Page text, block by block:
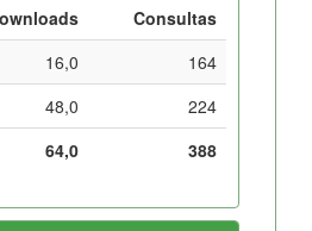
Consultas
16,0
164
48,0
224
64,0
388